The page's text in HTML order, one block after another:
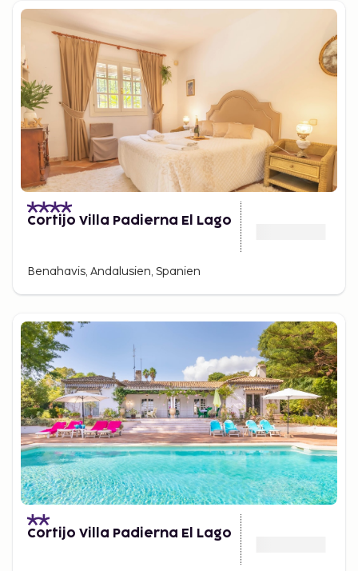
Cortijo Villa Padierna El Lago
Benahavis, Andalusien, Spanien
Cortijo Villa Padierna El Lago